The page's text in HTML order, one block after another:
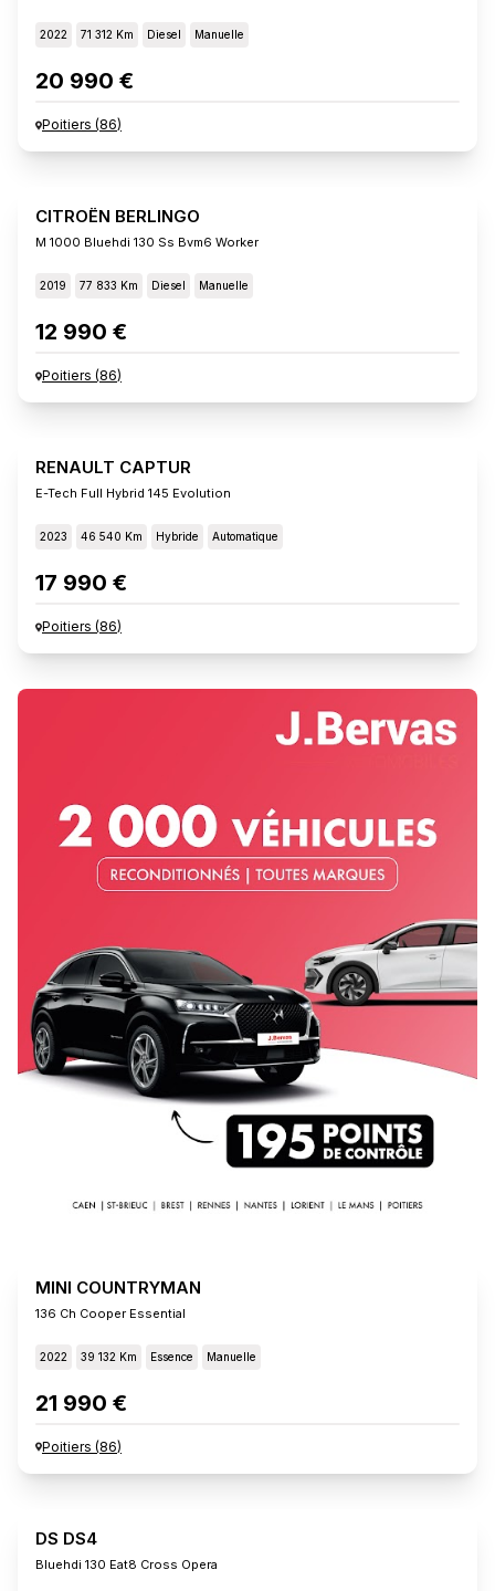
2022 71 312 Km Diesel Manuelle
20 990 €
Poitiers (86)
CITROËN BERLINGO
M 1000 Bluehdi 130 Ss Bvm6 Worker
2019 77 833 Km Diesel Manuelle
12 990 €
Poitiers (86)
RENAULT CAPTUR
E-Tech Full Hybrid 145 Evolution
2023 46 540 Km Hybride Automatique
17 990 €
Poitiers (86)
MINI COUNTRYMAN
136 Ch Cooper Essential
2022 39 132 Km Essence Manuelle
21 990 €
Poitiers (86)
DS DS4
Bluehdi 130 Eat8 Cross Opera